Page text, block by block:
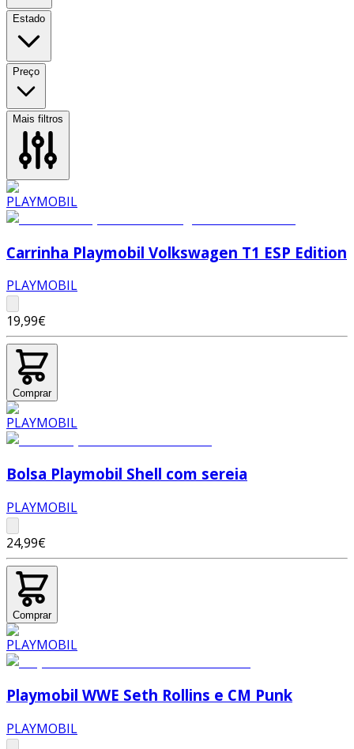
Estado
Preço
Mais filtros
Carrinha Playmobil Volkswagen T1 ESP Edition
PLAYMOBIL
19,99€
Comprar
Bolsa Playmobil Shell com sereia
PLAYMOBIL
24,99€
Comprar
Playmobil WWE Seth Rollins e CM Punk
PLAYMOBIL